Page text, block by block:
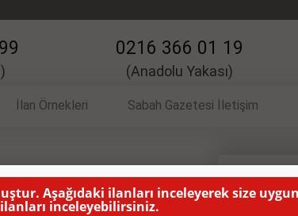
0216 366 01 19
(Anadolu Yakası)
İlan Örnekleri Sabah Gazetesi İletişim
KİRALIK
Aşağıdaki ilanları inceleyerek size uygun
inceleyebilirsiniz.